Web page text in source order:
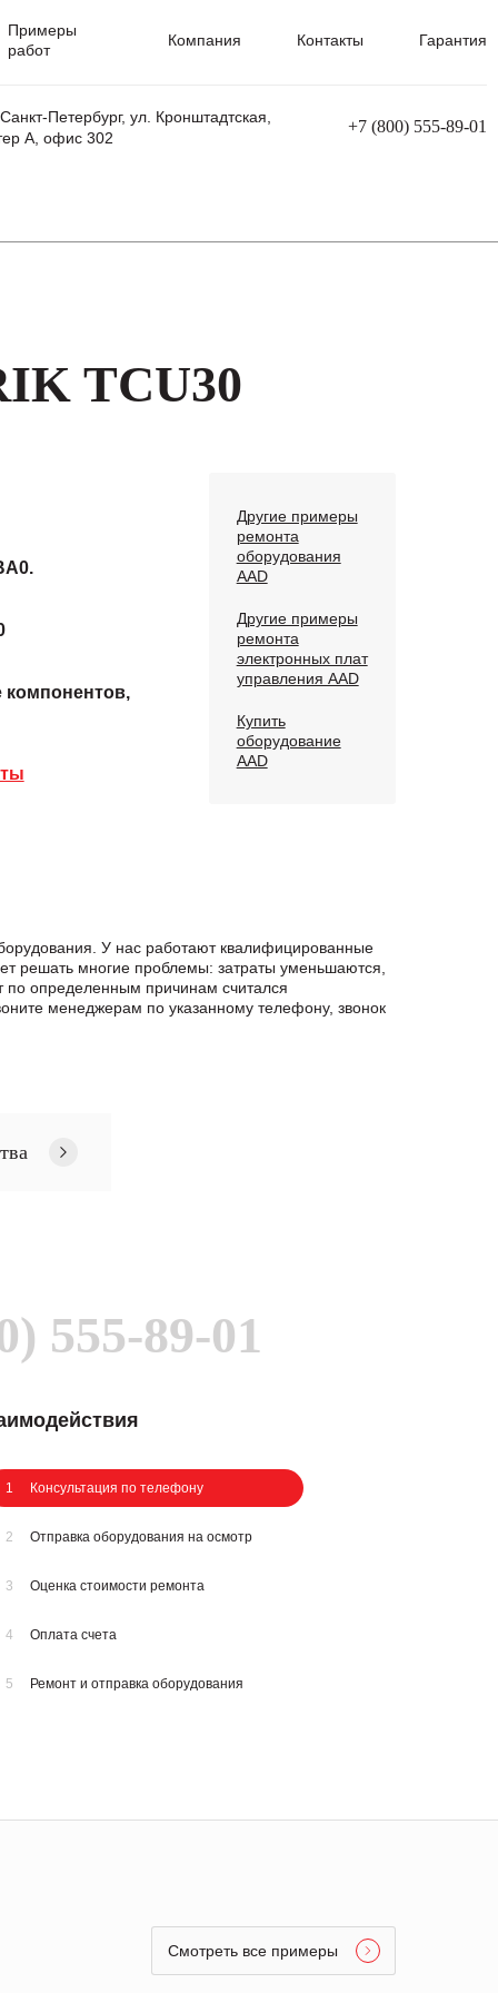
Примеры
работ
Компания Контакты Гарантия
Петербург, ул. Кронштадтская,
А, офис 302
+7 (800) 555-89-01
TCU30
компонентов,
Другие примеры
ремонта
оборудования
AAD
Другие примеры
ремонта
электронных плат
управления AAD
Купить
оборудование
AAD
У нас работают квалифицированные
решать многие проблемы: затраты уменьшаются,
по определенным причинам считался
менеджерам по указанному телефону, звонок
555-89-01
1 Консультация по телефону
2 Отправка оборудования на осмотр
3 Оценка стоимости ремонта
4 Оплата счета
5 Ремонт и отправка оборудования
Смотреть все примеры